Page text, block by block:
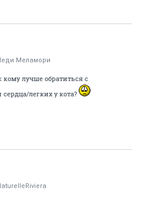
Меламори
лучше обратиться с
легких у кота?